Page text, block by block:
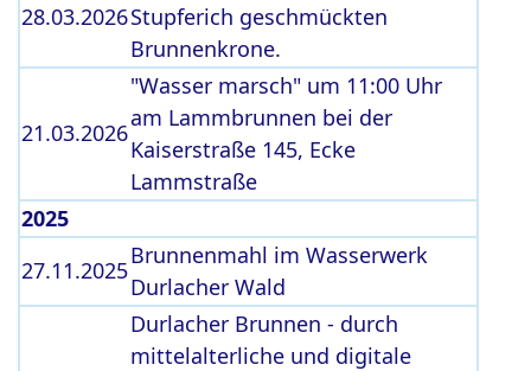
28.03.2026Stupferich geschmückten
Brunnenkrone.
21.03.2026
"Wasser marsch" um 11:00 Uhr
am Lammbrunnen bei der
Kaiserstraße 145, Ecke
Lammstraße
2025
27.11.2025
Brunnenmahl im Wasserwerk
Durlacher Wald
Durlacher Brunnen - durch
mittelalterliche und digitale